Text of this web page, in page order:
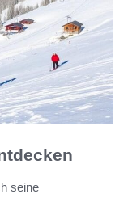
seine